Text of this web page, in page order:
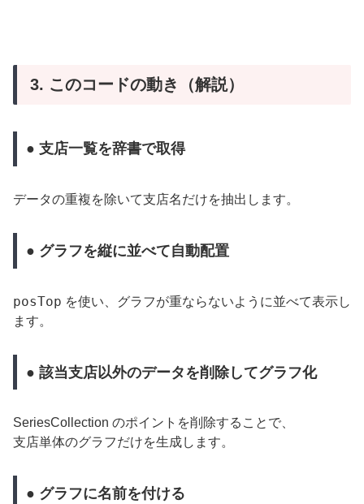
3. このコードの動き（解説）
● 支店一覧を辞書で取得
データの重複を除いて支店名だけを抽出します。
● グラフを縦に並べて自動配置
posTop を使い、グラフが重ならないように並べて表示し
ます。
● 該当支店以外のデータを削除してグラフ化
SeriesCollection のポイントを削除することで、
支店単体のグラフだけを生成します。
● グラフに名前を付ける